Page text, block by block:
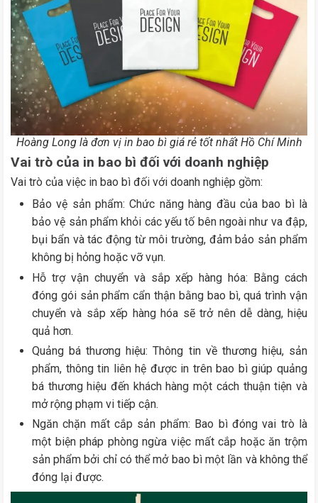
Hoàng Long là đơn vị in bao bì giá rẻ tốt nhất Hồ Chí Minh
Vai trò của in bao bì đối với doanh nghiệp
Vai trò của việc in bao bì đối với doanh nghiệp gồm:
Bảo vệ sản phẩm: Chức năng hàng đầu của bao bì là
bảo vệ sản phẩm khỏi các yếu tố bên ngoài như va đập,
bụi bẩn và tác động từ môi trường, đảm bảo sản phẩm
không bị hỏng hoặc vỡ vụn.
Hỗ trợ vận chuyển và sắp xếp hàng hóa: Bằng cách
đóng gói sản phẩm cẩn thận bằng bao bì, quá trình vận
chuyển và sắp xếp hàng hóa sẽ trở nên dễ dàng, hiệu
quả hơn.
Quảng bá thương hiệu: Thông tin về thương hiệu, sản
phẩm, thông tin liên hệ được in trên bao bì giúp quảng
bá thương hiệu đến khách hàng một cách thuận tiện và
mở rộng phạm vi tiếp cận.
Ngăn chặn mất cắp sản phẩm: Bao bì đóng vai trò là
một biện pháp phòng ngừa việc mất cắp hoặc ăn trộm
sản phẩm bởi chỉ có thể mở bao bì một lần và không thể
đóng lại được.